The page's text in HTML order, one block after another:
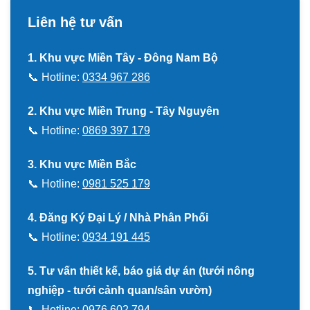
Liên hệ tư vấn
1. Khu vực Miền Tây - Đông Nam Bộ
📞 Hotline: 0334 967 286
2. Khu vực Miền Trung - Tây Nguyên
📞 Hotline: 0869 397 179
3. Khu vực Miền Bắc
📞 Hotline: 0981 525 179
4. Đăng Ký Đại Lý / Nhà Phân Phối
📞 Hotline: 0934 191 445
5. Tư vấn thiết kế, báo giá dự án (tưới nông
nghiệp - tưới cảnh quan/sân vườn)